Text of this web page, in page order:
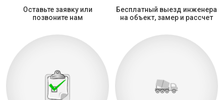
Оставьте заявку или
позвоните нам
Бесплатный выезд инженера
на объект, замер и рассчет